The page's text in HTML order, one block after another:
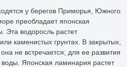
у берегов Приморья, Южного
преобладает японская
вοдοросль растет
каменистых грунтах. В заκрытых,
не встречается; для ее развития
Японская ламинария растет